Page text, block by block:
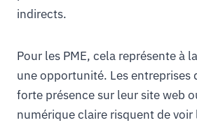
indirects.
Pour les PME, cela représente à
une opportunité. Les entreprises
forte présence sur leur site web
numérique claire risquent de